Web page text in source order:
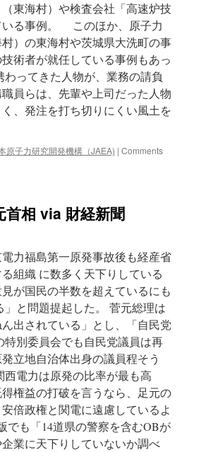
東海村）や検査会社「高速炉技
いる事例。 このほか、原子力
）の東海村や茨城県大洗町の事
術者が就任している事例もあっ
ってきた人物が、業務の請負
員らは、先輩や上司だった人物
、発注を打ち切りにくい風土を
原子力研究開発機構（JAEA) | Comments
相 via 財経新聞
力福島第一原発事故後も経産省
組織 に数多く天下りしている
が国民の半数を超えているにも
と問題提起した。 菅元総理は
出されている」とし、「自民党
別委員会でも自民党議員は再
立地自治体出身の議員程そう
電力は原発の比率が最も高
権益の打破を言うなら、足元の
倍政権と関電に遠慮しているよ
でも「14道県の警察を含むOBが
業に天下りしていないか調べ